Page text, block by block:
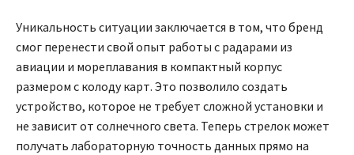
Уникальность ситуации заключается в том, что бренд
смог перенести свой опыт работы с радарами из
авиации и мореплавания в компактный корпус
размером с колоду карт. Это позволило создать
устройство, которое не требует сложной установки и
не зависит от солнечного света. Теперь стрелок может
получать лабораторную точность данных прямо на